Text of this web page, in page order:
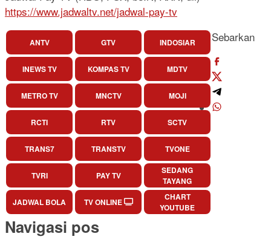
https://www.jadwaltv.net/jadwal-pay-tv
ANTV GTV INDOSIAR
INEWS TV KOMPAS TV MDTV
METRO TV MNCTV MOJI
RCTI RTV SCTV
TRANS7 TRANSTV TVONE
TVRI PAY TV
SEDANG
TAYANG
JADWAL BOLA
TV ONLINE
CHART
YOUTUBE
Sebarkan
Navigasi pos